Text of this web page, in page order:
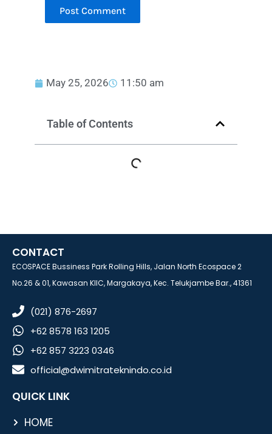
May 25, 2026 11:50 am
Table of Contents
CONTACT
ECOSPACE Bussiness Park Rolling Hills, Jalan North Ecospace 2
No.26 & 01, Kawasan KIIC, Margakaya, Kec. Telukjambe Bar., 41361
(021) 876-2697
+62 8578 163 1205
+62 857 3223 0346
official@dwimitrateknindo.co.id
QUICK LINK
HOME